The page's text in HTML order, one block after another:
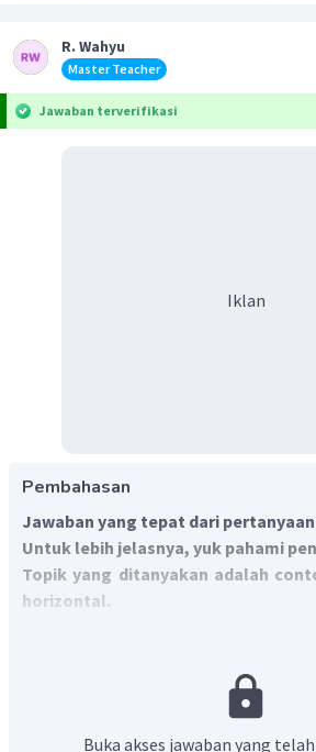
R. Wahyu
Master Teacher
Jawaban terverifikasi
Iklan
Pembahasan
Jawaban yang tepat dari
Untuk lebih jelasnya, yuk pahami
Topik yang ditanyakan adalah
horizontal.
Mobilitas
secara vertical maupun horizontal.
Buka akses jawaban yang